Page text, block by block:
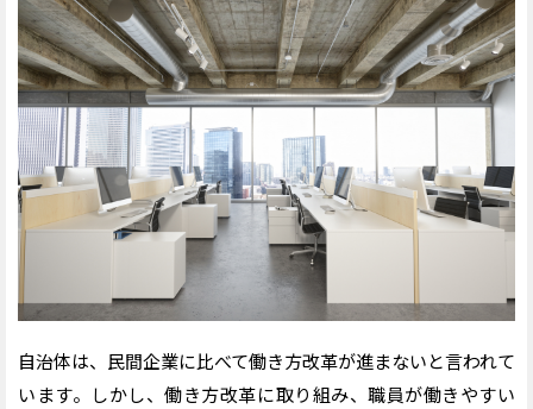
自治体は、民間企業に比べて働き方改革が進まないと言われて
います。しかし、働き方改革に取り組み、職員が働きやすい